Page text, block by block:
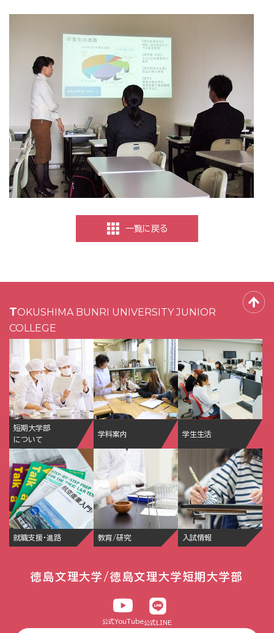
一覧に戻る
TOKUSHIMA BUNRI UNIVERSITY JUNIOR
COLLEGE
短期大学部
について
学科案内 学生生活
就職支援・進路 教育/研究 入試情報
徳島文理大学/徳島文理大学短期大学部
公式YouTube公式LINE